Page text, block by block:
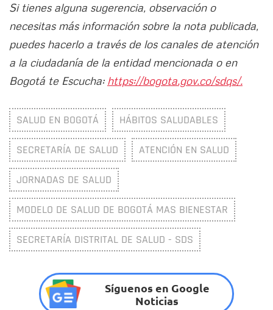
Si tienes alguna sugerencia, observación o
necesitas más información sobre la nota publicada,
puedes hacerlo a través de los canales de atención
a la ciudadanía de la entidad mencionada o en
Bogotá te Escucha: https://bogota.gov.co/sdqs/.
SALUD EN BOGOTÁ HÁBITOS SALUDABLES
SECRETARÍA DE SALUD ATENCIÓN EN SALUD
JORNADAS DE SALUD
MODELO DE SALUD DE BOGOTÁ MAS BIENESTAR
SECRETARÍA DISTRITAL DE SALUD - SDS
Síguenos en Google
Noticias